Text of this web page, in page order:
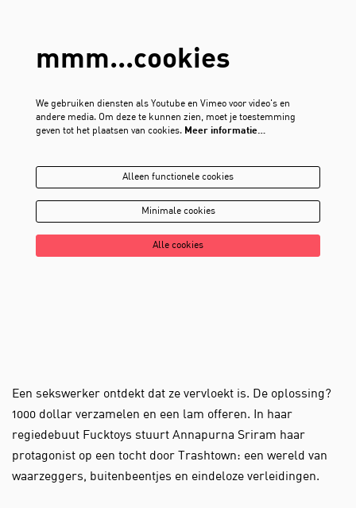
mmm...cookies
We gebruiken diensten als Youtube en Vimeo voor video's en
andere media. Om deze te kunnen zien, moet je toestemming
geven tot het plaatsen van cookies. Meer informatie…
Alleen functionele cookies
Minimale cookies
Alle cookies
Een sekswerker ontdekt dat ze vervloekt is. De oplossing?
1000 dollar verzamelen en een lam offeren. In haar
regiedebuut Fucktoys stuurt Annapurna Sriram haar
protagonist op een tocht door Trashtown: een wereld van
waarzeggers, buitenbeentjes en eindeloze verleidingen.